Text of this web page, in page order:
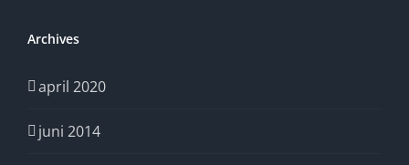
Archives
april 2020
juni 2014